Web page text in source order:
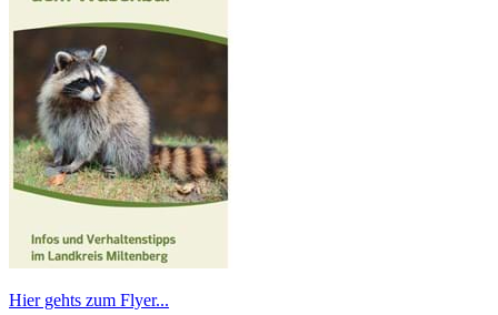
Hier gehts zum Flyer...